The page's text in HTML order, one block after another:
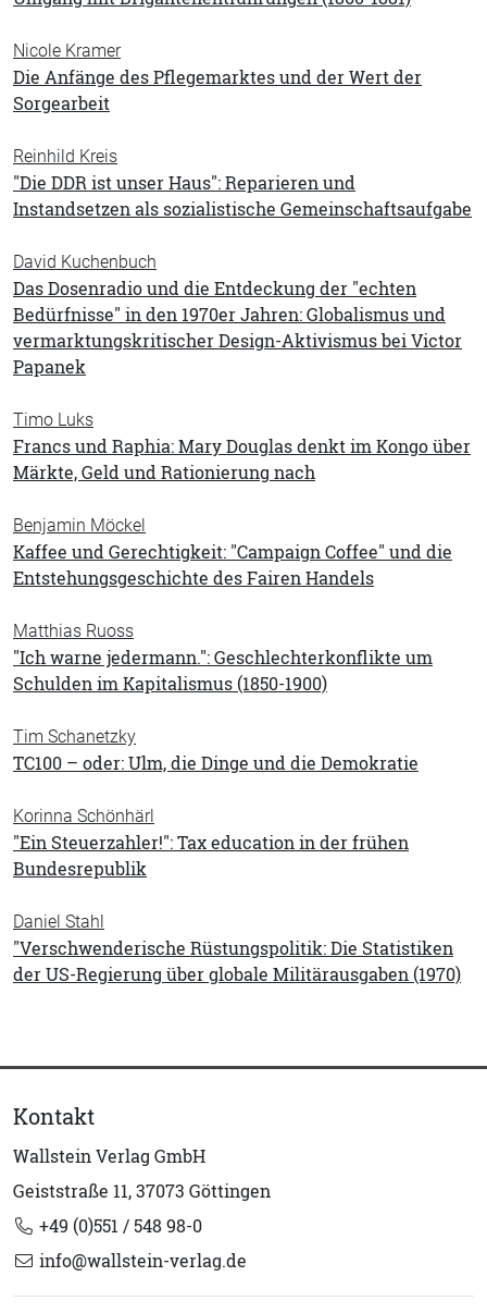
Nicole Kramer
Die Anfänge des Pflegemarktes und der Wert der
Sorgearbeit
Reinhild Kreis
"Die DDR ist unser Haus": Reparieren und
Instandsetzen als sozialistische Gemeinschaftsaufgabe
David Kuchenbuch
Das Dosenradio und die Entdeckung der "echten
Bedürfnisse" in den 1970er Jahren: Globalismus und
vermarktungskritischer Design-Aktivismus bei Victor
Papanek
Timo Luks
Francs und Raphia: Mary Douglas denkt im Kongo über
Märkte, Geld und Rationierung nach
Benjamin Möckel
Kaffee und Gerechtigkeit: "Campaign Coffee" und die
Entstehungsgeschichte des Fairen Handels
Matthias Ruoss
"Ich warne jedermann.": Geschlechterkonflikte um
Schulden im Kapitalismus (1850-1900)
Tim Schanetzky
TC100 – oder: Ulm, die Dinge und die Demokratie
Korinna Schönhärl
"Ein Steuerzahler!": Tax education in der frühen
Bundesrepublik
Daniel Stahl
"Verschwenderische Rüstungspolitik: Die Statistiken
der US-Regierung über globale Militärausgaben (1970)
Kontakt
Wallstein Verlag GmbH
Geiststraße 11, 37073 Göttingen
+49 (0)551 / 548 98-0
info@wallstein-verlag.de